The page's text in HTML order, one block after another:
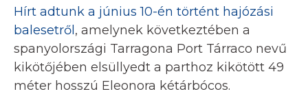
Hírt adtunk a június 10-én történt hajózási
balesetről, amelynek következtében a
spanyolországi Tarragona Port Tárraco nevű
kikötőjében elsüllyedt a parthoz kikötött 49
méter hosszú Eleonora kétárbócos.